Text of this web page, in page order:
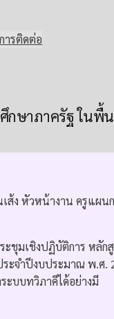
การติดต่อ
กษาภาครัฐ ใน
ส้ง หัวหน้างาน ครูแผนก
ะชุมเชิงปฏิบัติการ หลัก
ะจำปีงบประมาณ พ.ศ.
ะบบทวิภาคีได้อย่างมี